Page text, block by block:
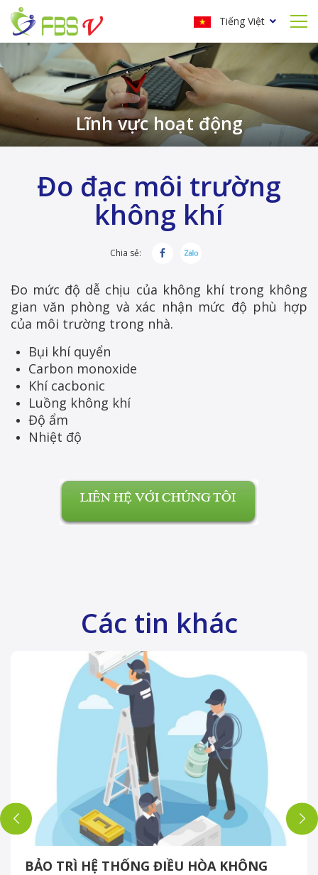
Tiếng Việt
Lĩnh vực hoạt động
Đo đạc môi trường
không khí
Chia sẻ:
Đo mức độ dễ chịu của không khí trong không
gian văn phòng và xác nhận mức độ phù hợp
của môi trường trong nhà.
Bụi khí quyển
Carbon monoxide
Khí cacbonic
Luồng không khí
Độ ẩm
Nhiệt độ
Các tin khác
BẢO TRÌ HỆ THỐNG ĐIỀU HÒA KHÔNG